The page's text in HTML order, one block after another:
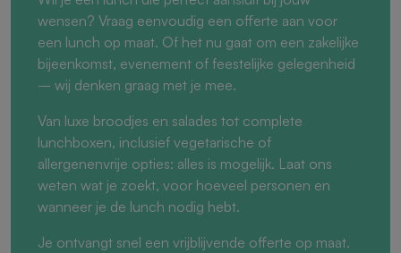
wensen? Vraag eenvoudig een offerte aan voor
een lunch op maat. Of het nu gaat om een zakelijke
bijeenkomst, evenement of feestelijke gelegenheid
– wij denken graag met je mee.
Van luxe broodjes en salades tot complete
lunchboxen, inclusief vegetarische of
allergenenvrije opties: alles is mogelijk. Laat ons
weten wat je zoekt, voor hoeveel personen en
wanneer je de lunch nodig hebt.
Je ontvangt snel een vrijblijvende offerte op maat.